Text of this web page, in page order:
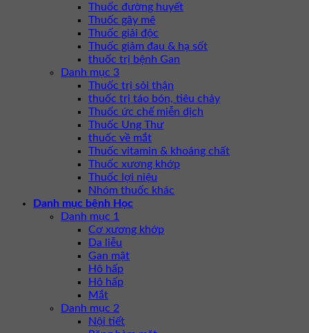
Thuốc đường huyết
Thuốc gây mê
Thuốc giải độc
Thuốc giảm đau & hạ sốt
thuốc trị bệnh Gan
Danh mục 3
Thuốc trị sỏi thận
thuốc trị táo bón, tiêu chảy
Thuốc ức chế miễn dịch
Thuốc Ung Thư
thuốc về mắt
Thuốc vitamin & khoáng chất
Thuốc xương khớp
Thuốc lợi niệu
Nhóm thuốc khác
Danh mục bệnh Học
Danh mục 1
Cơ xương khớp
Da liễu
Gan mật
Hô hấp
Hô hấp
Mắt
Danh mục 2
Nội tiết